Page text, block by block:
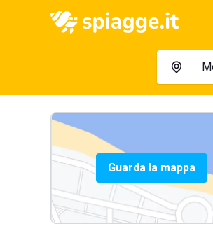
Guarda la mappa